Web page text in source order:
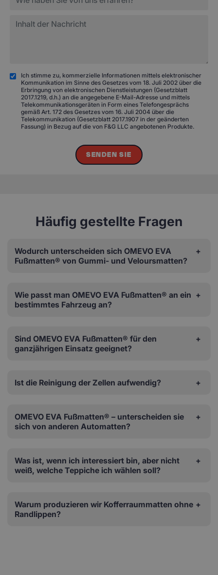
Ich stimme zu, kommerzielle Informationen mittels elektronischer
Kommunikation im Sinne des Gesetzes vom 18. Juli 2002 über die
Erbringung von elektronischen Dienstleistungen (Gesetzblatt
2017.1219, d.h.) an die angegebene E-Mail-Adresse und mittels
Telekommunikationsgeräten in Form eines Telefongesprächs
gemäß Art. 172 des Gesetzes vom 16. Juli 2004 über die
Telekommunikation (Gesetzblatt 2017.1907 in der geänderten
Fassung) in Bezug auf die von F&G LLC angebotenen Produkte.
SENDEN SIE
Häufig gestellte Fragen
Wodurch unterscheiden sich OMEVO EVA
Fußmatten® von Gummi- und Veloursmatten?
Wie passt man OMEVO EVA Fußmatten® an ein
bestimmtes Fahrzeug an?
Sind OMEVO EVA Fußmatten® für den
ganzjährigen Einsatz geeignet?
Ist die Reinigung der Zellen aufwendig?
OMEVO EVA Fußmatten® – unterscheiden sie
sich von anderen Automatten?
Was ist, wenn ich interessiert bin, aber nicht
weiß, welche Teppiche ich wählen soll?
Warum produzieren wir Kofferraummatten ohne
Randlippen?